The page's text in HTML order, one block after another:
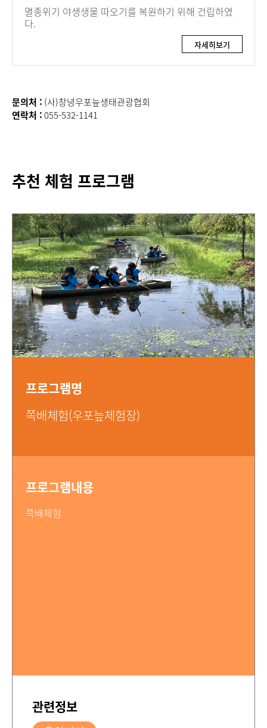
멸종위기 야생생물 따오기를 복원하기 위해 건립하였
다.
자세히보기
문의처 : (사)창녕우포늪생태관광협회
연락처 :055-532-1141
추천 체험 프로그램
프로그램명
쪽배체험(우포늪체험장)
프로그램내용
쪽배체험
관련정보